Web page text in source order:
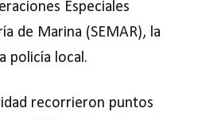
Especiales
de Marina (SEMAR), la
policía local.
recorrieron puntos